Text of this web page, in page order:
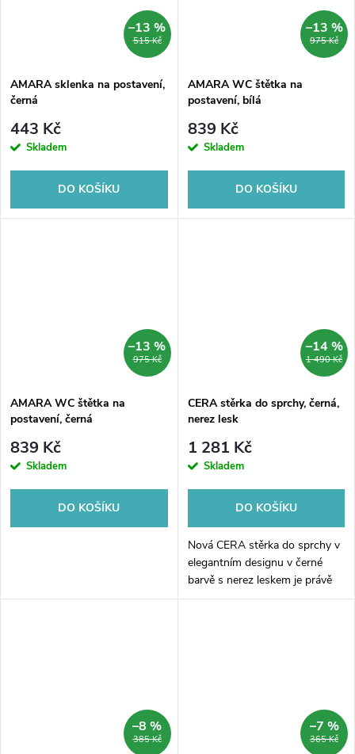
515 Kč
–13 %
AMARA sklenka na postavení,
černá
443 Kč
Skladem
DO KOŠÍKU
975 Kč
–13 %
AMARA WC štětka na
postavení, bílá
839 Kč
Skladem
DO KOŠÍKU
975 Kč
–13 %
AMARA WC štětka na
postavení, černá
839 Kč
Skladem
DO KOŠÍKU
1 490 Kč
–14 %
CERA stěrka do sprchy, černá,
nerez lesk
1 281 Kč
Skladem
DO KOŠÍKU
Nová CERA stěrka do sprchy v
elegantním designu v černé
barvě s nerez leskem je právě
tím, co potřebujete pro
385 Kč
–8 %
365 Kč
–7 %